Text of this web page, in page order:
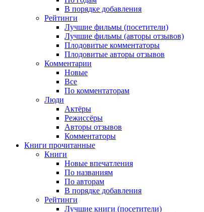
В порядке добавления
Рейтинги
Лучшие фильмы (посетители)
Лучшие фильмы (авторы отзывов)
Плодовитые комментаторы
Плодовитые авторы отзывов
Комментарии
Новые
Все
По комментаторам
Люди
Актёры
Режиссёры
Авторы отзывов
Комментаторы
Книги прочитанные
Книги
Новые впечатления
По названиям
По авторам
В порядке добавления
Рейтинги
Лучшие книги (посетители)